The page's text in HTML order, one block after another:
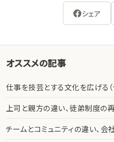
シェア
オススメの記事
仕事を技芸とする文化を広げる
上司と親方の違い、徒弟制度の
チームとコミュニティの違い、会